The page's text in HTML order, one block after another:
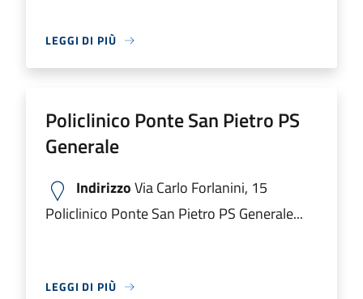
LEGGI DI PIÙ
Policlinico Ponte San Pietro PS
Generale
IndirizzoVia Carlo Forlanini, 15
Policlinico Ponte San Pietro PS Generale...
LEGGI DI PIÙ